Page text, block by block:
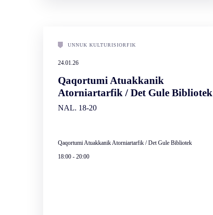
UNNUK KULTURISIORFIK
24.01.26
Qaqortumi Atuakkanik
Atorniartarfik / Det Gule Bibliotek
NAL. 18-20
Qaqortumi Atuakkanik Atorniartarfik / Det Gule Bibliotek
18:00- 20:00